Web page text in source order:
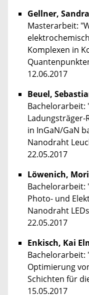
Gellner, Sandra
Masterarbeit:
Komplexen in
12.06.2017
Beuel,
Ladungsträger-
in InGaN/GaN
Nanodraht
22.05.2017
Löwenich,
Photo- und
Nanodraht
22.05.2017
Enkisch, Kai
Bachelorarbeit:
Optimierung
Schichten für
15.05.2017